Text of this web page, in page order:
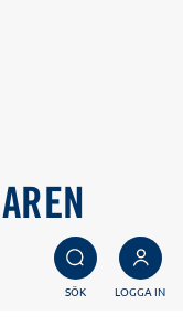
SÖK LOGGA IN